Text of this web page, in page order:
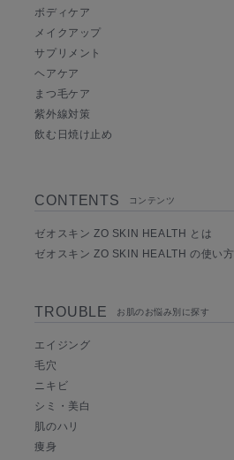
ボディケア
メイクアップ
サプリメント
ヘアケア
まつ毛ケア
紫外線対策
飲む日焼け止め
CONTENTS コンテンツ
ゼオスキン ZO SKIN HEALTH とは
ゼオスキン ZO SKIN HEALTH の使い方
TROUBLE お肌のお悩み別に探す
エイジング
毛穴
ニキビ
シミ・美白
肌のハリ
痩身